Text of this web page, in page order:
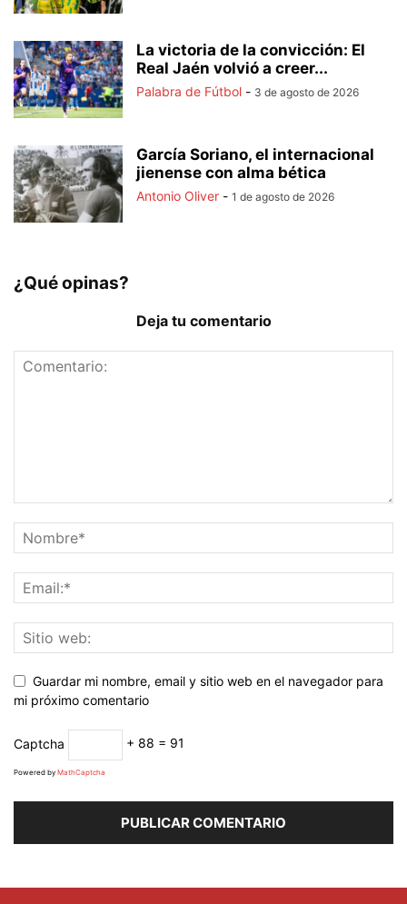
La victoria de la convicción: El
Real Jaén volvió a creer...
Palabra de Fútbol - 3 de agosto de 2026
García Soriano, el internacional
jienense con alma bética
Antonio Oliver - 1 de agosto de 2026
¿Qué opinas?
Deja tu comentario
Guardar mi nombre, email y sitio web en el navegador para
mi próximo comentario
Captcha + 88 = 91
Powered by MathCaptcha